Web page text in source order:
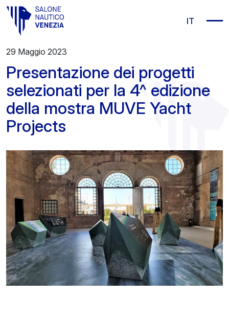
Vai al contenuto principale
IT
29 Maggio 2023
Presentazione dei progetti
selezionati per la 4^ edizione
della mostra MUVE Yacht
Projects